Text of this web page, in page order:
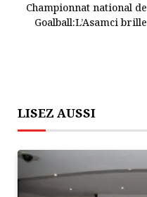
Championnat national de
Goalball:L’Asamci brille
LISEZ AUSSI